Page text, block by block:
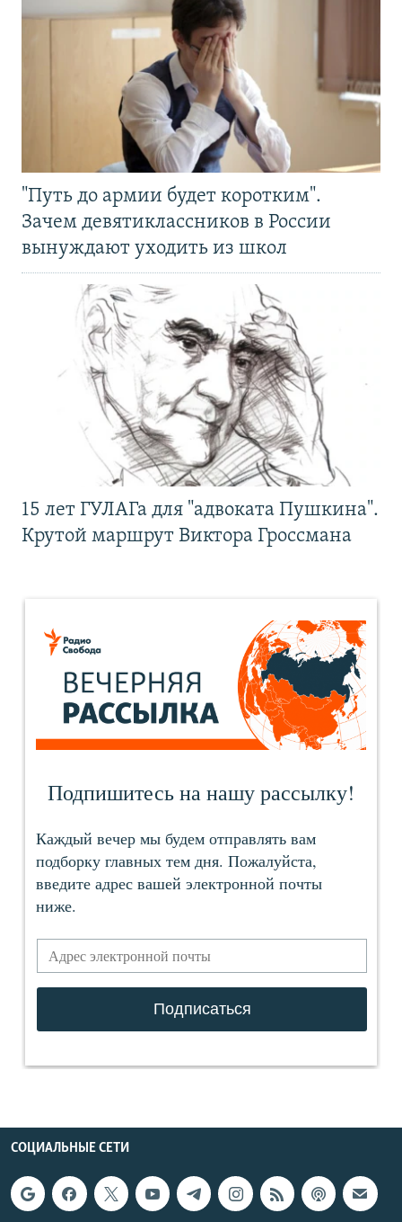
"Путь до армии будет коротким".
Зачем девятиклассников в России
вынуждают уходить из школ
15 лет ГУЛАГа для "адвоката Пушкина".
Крутой маршрут Виктора Гроссмана
СОЦИАЛЬНЫЕ СЕТИ